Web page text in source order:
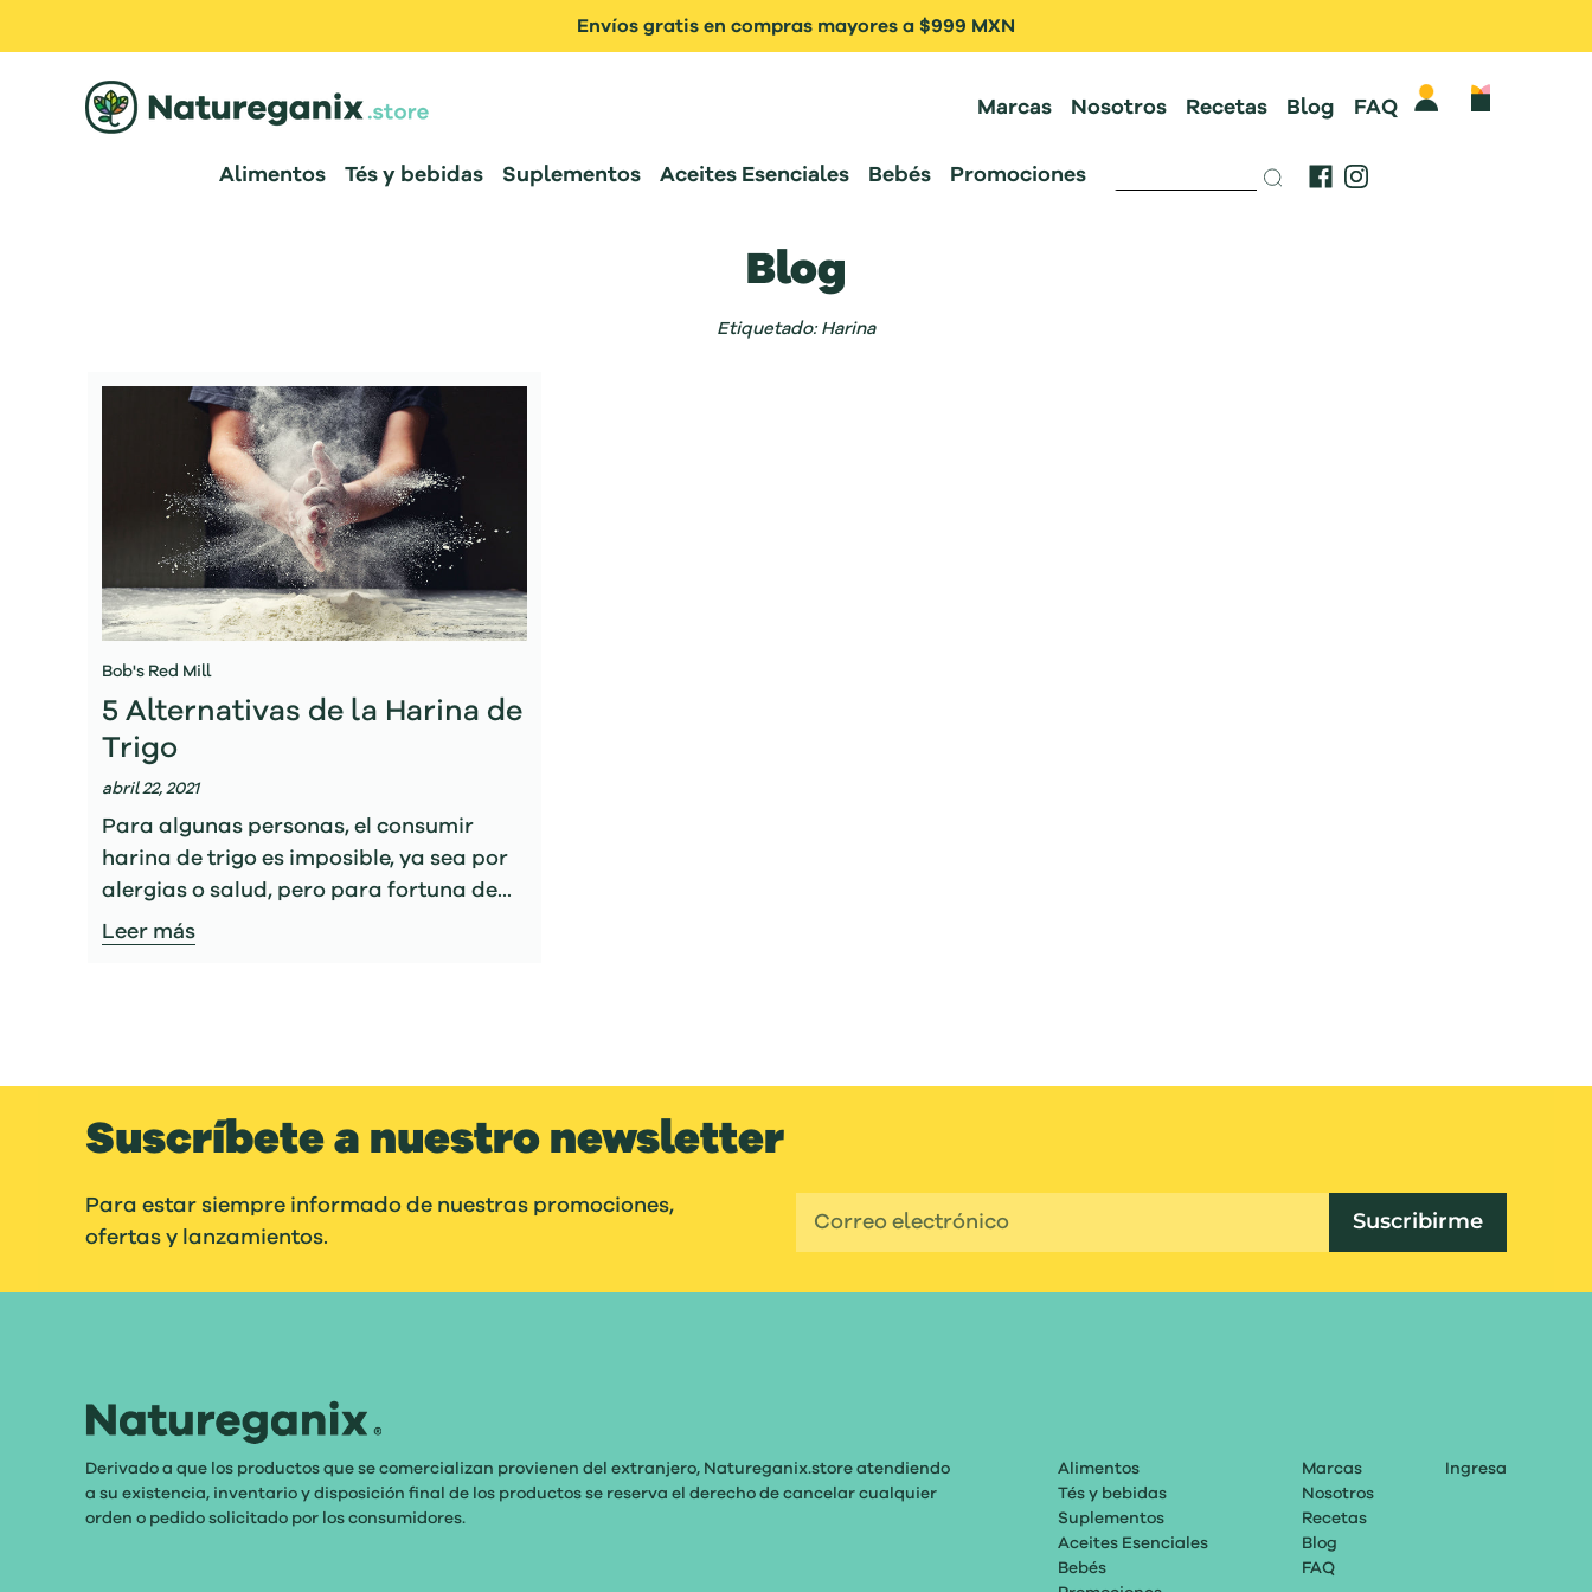
Envíos gratis en compras mayores a $999 MXN
Marcas Nosotros Recetas Blog FAQ
Alimentos Tés y bebidas Suplementos Aceites Esenciales Bebés Promociones
Blog
Etiquetado: Harina
Bob's Red Mill
5 Alternativas de la Harina de
Trigo
abril 22, 2021
Para algunas personas, el consumir
harina de trigo es imposible, ya sea por
alergias o salud, pero para fortuna de...
Leer más
Suscríbete a nuestro newsletter
Para estar siempre informado de nuestras promociones,
ofertas y lanzamientos.
Suscribirme
Derivado a que los productos que se comercializan provienen del extranjero, Natureganix.store atendiendo
a su existencia, inventario y disposición final de los productos se reserva el derecho de cancelar cualquier
orden o pedido solicitado por los consumidores.
Alimentos
Tés y bebidas
Suplementos
Aceites Esenciales
Bebés
Marcas
Nosotros
Recetas
Blog
FAQ
Ingresa